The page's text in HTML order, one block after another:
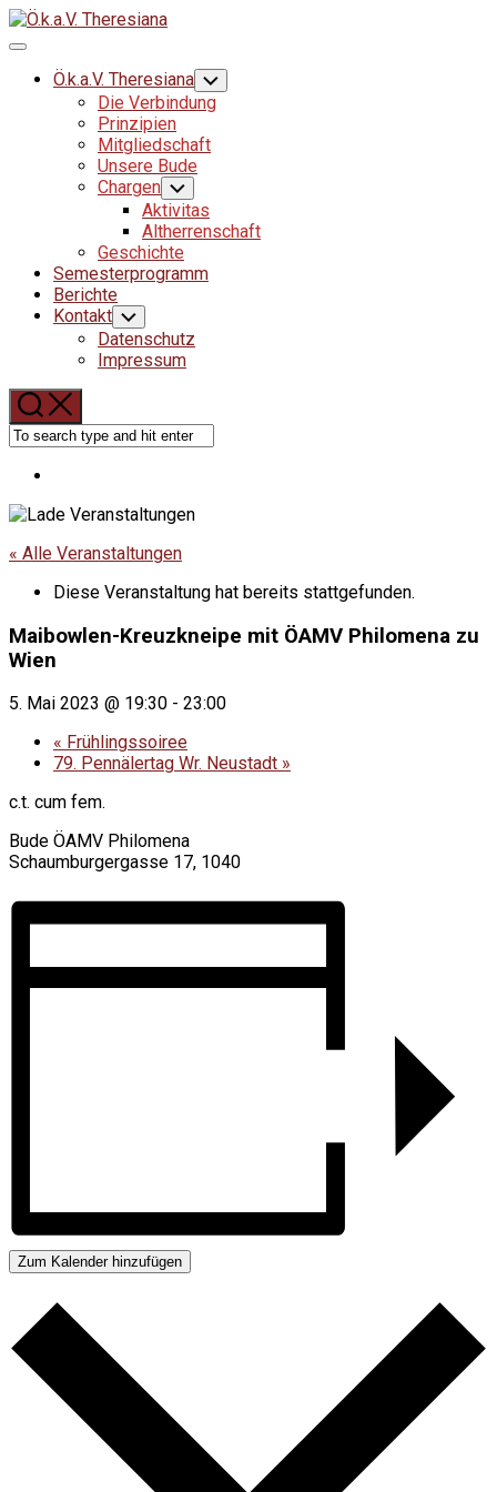
Skip
to
Expand
Ö.k.a.V. Theresiana Toggle
Child
Menu
Die Verbindung
Prinzipien
Mitgliedschaft
Unsere Bude
Chargen Toggle
Child
Menu
Aktivitas
Altherrenschaft
Geschichte
Semesterprogramm
Current
Page
Parent
Berichte
Kontakt Toggle
Child
Menu
Datenschutz
Impressum
« Alle Veranstaltungen
Diese Veranstaltung hat bereits stattgefunden.
Maibowlen-Kreuzkneipe mit ÖAMV Philomena zu
Wien
5. Mai 2023 @ 19:30 - 23:00
« Frühlingssoiree
79. Pennälertag Wr. Neustadt »
c.t. cum fem.
Bude ÖAMV Philomena
Schaumburgergasse 17, 1040
Zum Kalender hinzufügen